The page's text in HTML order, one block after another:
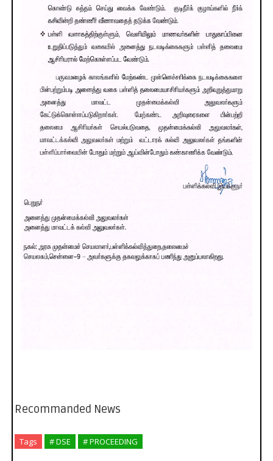
Recommanded News
Tags # DSE # PROCEEDING